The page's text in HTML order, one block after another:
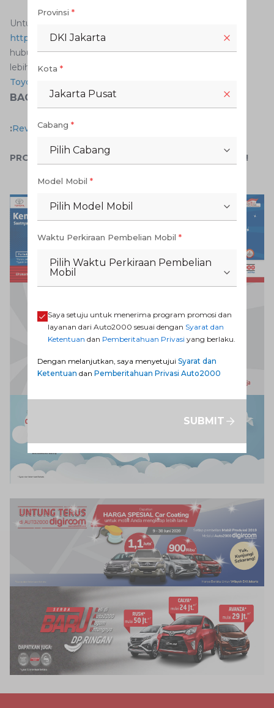
Untuk informasi lebih lanjut silahkan kunjungi
https://auto2000.co.id/mobil-baru-toyota/p/camryatau
hubungi dealer terdekat untuk mendapatkan informasi
lebih lengkap tentang
Toyota All New Camry
BACAJUGA
:Review Mobil Toyota All New C-HR Tipe Hybrid
PROMO MENARIK DARI AUTO2000 CEK SEKARANG !
Provinsi *
DKI Jakarta
Kota *
Jakarta Pusat
Cabang *
Pilih Cabang
Model Mobil *
Pilih Model Mobil
Waktu Perkiraan Pembelian Mobil *
Pilih Waktu Perkiraan Pembelian
Mobil
Saya setuju untuk menerima program promosi dan
layanan dari Auto2000 sesuai dengan Syarat dan
Ketentuan dan Pemberitahuan Privasi yang berlaku.
Dengan melanjutkan, saya menyetujui Syarat dan
Ketentuan dan Pemberitahuan Privasi Auto2000
SUBMIT